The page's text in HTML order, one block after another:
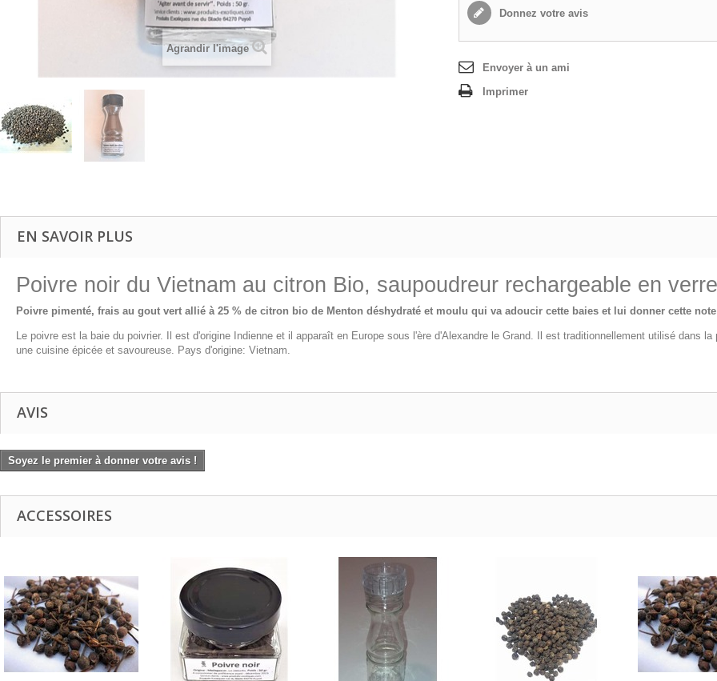
Agrandir l'image
Donnez votre avis
Envoyer à un ami
Imprimer
EN SAVOIR PLUS
Poivre noir du Vietnam au citron Bio, saupoudreur rechargeable en
Poivre pimenté, frais au gout vert allié à 25 % de citron bio de Menton déshydraté et moulu qui va adoucir cette baies et lui donner cette
Le poivre est la baie du poivrier. Il est d'origine Indienne et il apparaît en Europe sous l'ère d'Alexandre le Grand. Il est traditionnellement utilisé dans
une cuisine épicée et savoureuse. Pays d'origine: Vietnam.
AVIS
Soyez le premier à donner votre avis !
ACCESSOIRES